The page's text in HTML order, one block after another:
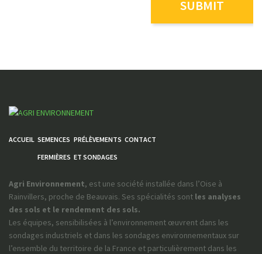
ACCUEIL SEMENCES
FERMIÈRES
PRÉLÈVEMENTS
ET SONDAGES
CONTACT
Agri Environnement, est une société installée dans l’Oise à
Rainvillers, proche de Beauvais. Ses spécialités sont les analyses
des sols et le rendement des sols.
Les équipes, sensibilisées à l’environnement œuvrent dans les
sondages industriels et dans les sondages environnementaux sur
l’ensemble du territoire de la France et particulièrement dans les